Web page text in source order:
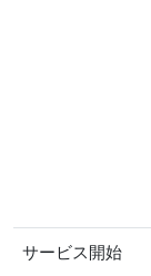
サービス開始